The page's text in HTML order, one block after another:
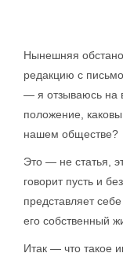
Нынешняя
редакцию с
— я отзываюсь на
положение,
нашем обществе?
Это — не статья,
говорит пусть и
представляет
его собственный
Итак — что такое